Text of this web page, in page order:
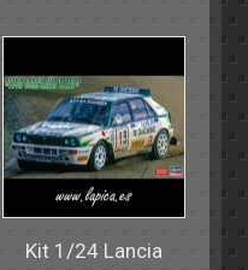
Kit 1/24 Lancia